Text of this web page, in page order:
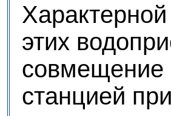
этих
совмещение
станцией